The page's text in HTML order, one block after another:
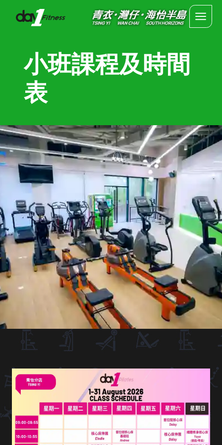
主頁
關於我們
分店
灣仔
青衣
健身設施及課程
會籍計劃
時間表
海怡半島
青衣
最新優惠
Day 1 Pilates
ENG
小班課程及時間
表